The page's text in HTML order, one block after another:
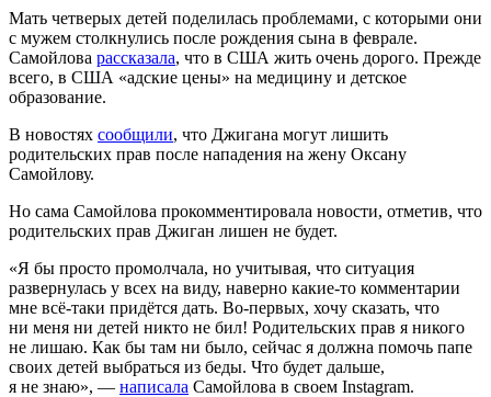
Мать четверых детей поделилась проблемами, с которыми они
с мужем столкнулись после рождения сына в феврале.
Самойлова рассказала, что в США жить очень дорого. Прежде
всего, в США «адские цены» на медицину и детское
образование.
В новостях сообщили, что Джигана могут лишить
родительских прав после нападения на жену Оксану
Самойлову.
Но сама Самойлова прокомментировала новости, отметив, что
родительских прав Джиган лишен не будет.
«Я бы просто промолчала, но учитывая, что ситуация
развернулась у всех на виду, наверно какие-то комментарии
мне всё-таки придётся дать. Во-первых, хочу сказать, что
ни меня ни детей никто не бил! Родительских прав я никого
не лишаю. Как бы там ни было, сейчас я должна помочь папе
своих детей выбраться из беды. Что будет дальше,
я не знаю», — написала Самойлова в своем Instagram.